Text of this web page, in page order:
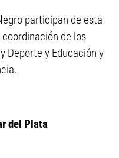
participan de esta
de los
Deporte y Educación y
del Plata